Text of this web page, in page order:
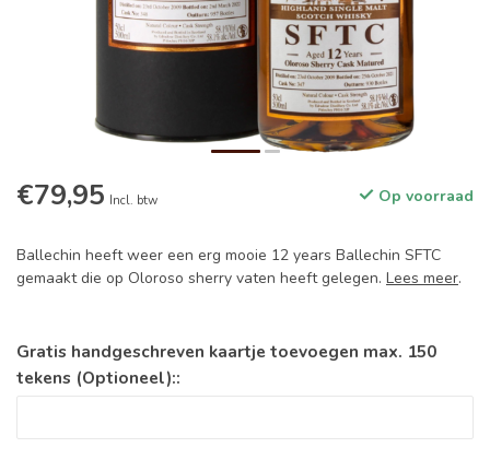
€79,95 Incl. btw Op voorraad
Ballechin heeft weer een erg mooie 12 years Ballechin SFTC
gemaakt die op Oloroso sherry vaten heeft gelegen. Lees meer.
Gratis handgeschreven kaartje toevoegen max. 150
tekens (Optioneel)::